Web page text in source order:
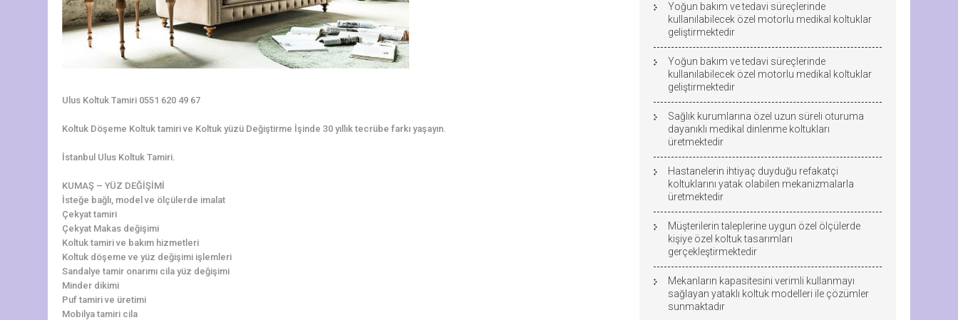
Ulus Koltuk Tamiri 0551 620 49 67
Koltuk Döşeme Koltuk tamiri ve Koltuk yüzü Değiştirme İşinde 30 yıllık tecrübe farkı yaşayın.
İstanbul Ulus Koltuk Tamiri.
KUMAŞ – YÜZ DEĞİŞİMİ
İsteğe bağlı, model ve ölçülerde imalat
Çekyat tamiri
Çekyat Makas değişimi
Koltuk tamiri ve bakım hizmetleri
Koltuk döşeme ve yüz değişimi işlemleri
Sandalye tamir onarımı cila yüz değişimi
Minder dikimi
Puf tamiri ve üretimi
Mobilya tamiri cila
Yoğun bakım ve tedavi süreçlerinde
kullanılabilecek özel motorlu medikal koltuklar
geliştirmektedir
Yoğun bakım ve tedavi süreçlerinde
kullanılabilecek özel motorlu medikal koltuklar
geliştirmektedir
Sağlık kurumlarına özel uzun süreli oturuma
dayanıklı medikal dinlenme koltukları
üretmektedir
Hastanelerin ihtiyaç duyduğu refakatçi
koltuklarını yatak olabilen mekanizmalarla
üretmektedir
Müşterilerin taleplerine uygun özel ölçülerde
kişiye özel koltuk tasarımları
gerçekleştirmektedir
Mekanların kapasitesini verimli kullanmayı
sağlayan yataklı koltuk modelleri ile çözümler
sunmaktadır